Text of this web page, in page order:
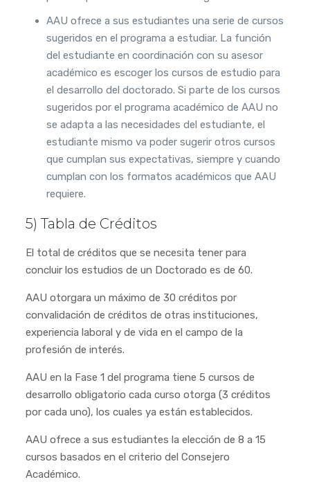
AAU ofrece a sus estudiantes una serie de cursos
sugeridos en el programa a estudiar. La función
del estudiante en coordinación con su asesor
académico es escoger los cursos de estudio para
el desarrollo del doctorado. Si parte de los cursos
sugeridos por el programa académico de AAU no
se adapta a las necesidades del estudiante, el
estudiante mismo va poder sugerir otros cursos
que cumplan sus expectativas, siempre y cuando
cumplan con los formatos académicos que AAU
requiere.
5) Tabla de Créditos
El total de créditos que se necesita tener para
concluir los estudios de un Doctorado es de 60.
AAU otorgara un máximo de 30 créditos por
convalidación de créditos de otras instituciones,
experiencia laboral y de vida en el campo de la
profesión de interés.
AAU en la Fase 1 del programa tiene 5 cursos de
desarrollo obligatorio cada curso otorga (3 créditos
por cada uno), los cuales ya están establecidos.
AAU ofrece a sus estudiantes la elección de 8 a 15
cursos basados en el criterio del Consejero
Académico.